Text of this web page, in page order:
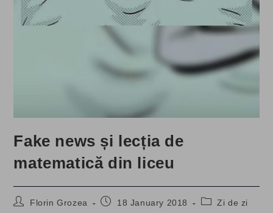
Fake news și lecția de
matematică din liceu
PostFlorin Grozea
Post18 January 2018
PostZi de zi